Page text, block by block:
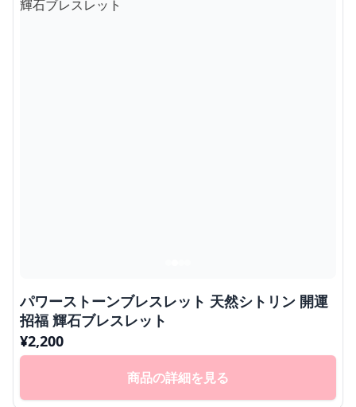
パワーストーンブレスレット 天然シトリン 開運
招福 輝石ブレスレット
¥2,200
商品の詳細を見る